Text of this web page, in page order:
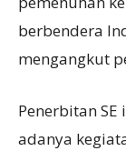
berbendera
mengangkut
Penerbitan
adanya